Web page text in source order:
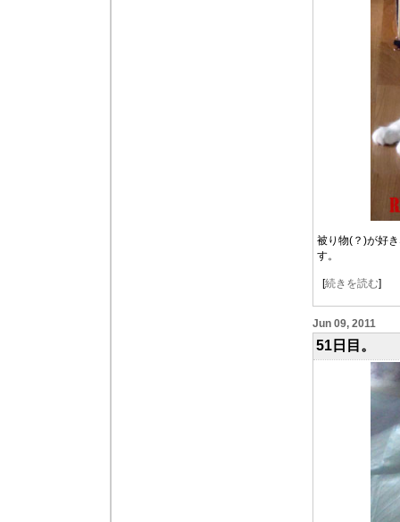
被り物(？)が好
す。
[続きを読む]
Jun 09, 2011
51日目。